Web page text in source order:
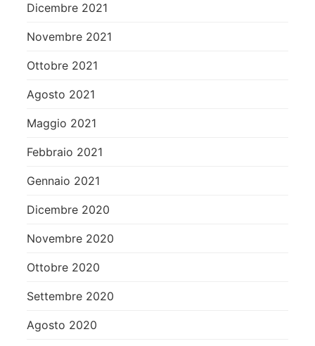
Dicembre 2021
Novembre 2021
Ottobre 2021
Agosto 2021
Maggio 2021
Febbraio 2021
Gennaio 2021
Dicembre 2020
Novembre 2020
Ottobre 2020
Settembre 2020
Agosto 2020